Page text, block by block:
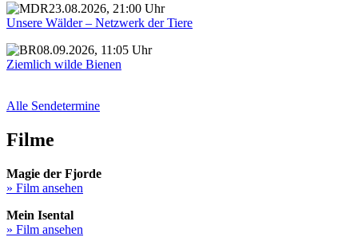
23.08.2026, 21:00 Uhr
Unsere Wälder – Netzwerk der Tiere
08.09.2026, 11:05 Uhr
Ziemlich wilde Bienen
Alle Sendetermine
Filme
Magie der Fjorde
» Film ansehen
Mein Isental
» Film ansehen